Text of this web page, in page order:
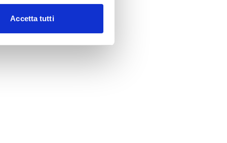
Accetta tutti